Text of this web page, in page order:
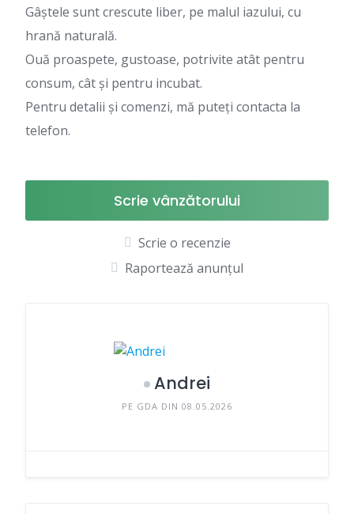
Gâștele sunt crescute liber, pe malul iazului, cu
hrană naturală.
Ouă proaspete, gustoase, potrivite atât pentru
consum, cât și pentru incubat.
Pentru detalii și comenzi, mă puteți contacta la
telefon.
Scrie vânzătorului
Scrie o recenzie
Raportează anunțul
Andrei
PE GDA DIN 08.05.2026